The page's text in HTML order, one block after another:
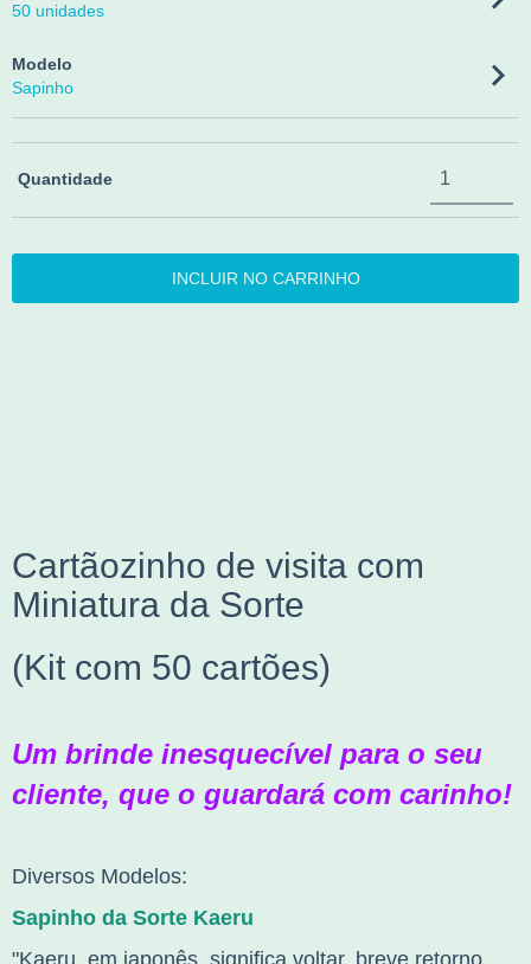
50 unidades
Modelo
Sapinho
Quantidade
Cartãozinho de visita com
Miniatura da Sorte
(Kit com 50 cartões)
Um brinde inesquecível para o seu
cliente, que o guardará com carinho!
Diversos Modelos:
Sapinho da Sorte Kaeru
"Kaeru, em japonês, significa voltar, breve retorno.